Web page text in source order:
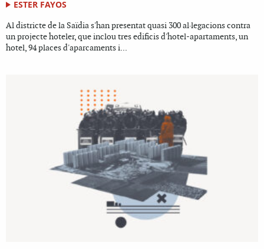
ESTER FAYOS
Al districte de la Saïdia s'han presentat quasi 300 al·legacions contra
un projecte hoteler, que inclou tres edificis d'hotel-apartaments, un
hotel, 94 places d'aparcaments i...